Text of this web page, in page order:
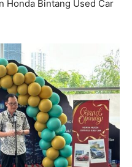
Honda Bintang Used Car